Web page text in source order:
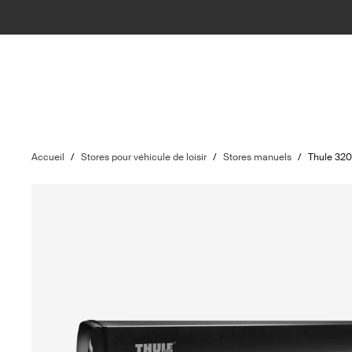
Accueil / Stores pour véhicule de loisir / Stores manuels / Thule